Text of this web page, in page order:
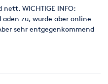
WICHTIGE INFO:
zu, wurde aber online
sehr entgegenkommend